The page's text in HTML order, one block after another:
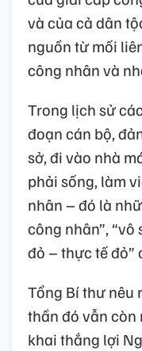
và của cả dân
nguồn từ mối
công nhân và
Trong lịch sử
đoạn cán bộ,
sở, đi vào nhà
phải sống, làm
nhân – đó là
công nhân”, “vô
đỏ – thực tế đỏ”
Tổng Bí thư nêu
thần đó vẫn
khai thắng lợi